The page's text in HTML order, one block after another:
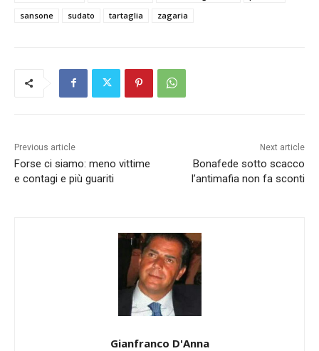
sansone
sudato tartaglia zagaria
Previous article
Forse ci siamo: meno vittime
e contagi e più guariti
Next article
Bonafede sotto scacco
l’antimafia non fa sconti
Gianfranco D'Anna